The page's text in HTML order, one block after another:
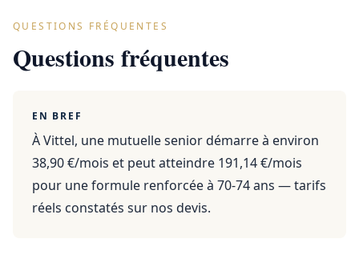
QUESTIONS FRÉQUENTES
Questions fréquentes
EN BREF
À Vittel, une mutuelle senior démarre à environ
38,90 €/mois et peut atteindre 191,14 €/mois
pour une formule renforcée à 70-74 ans — tarifs
réels constatés sur nos devis.